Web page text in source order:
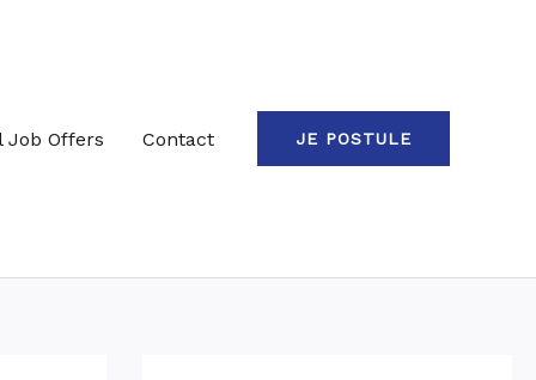
Job Offers Contact JE POSTULE